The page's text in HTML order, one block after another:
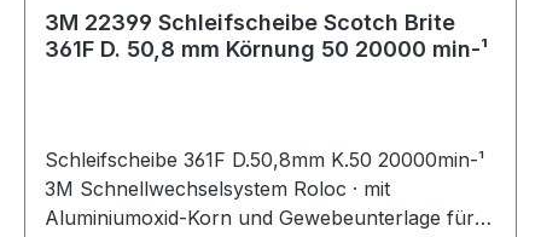
3M 22399 Schleifscheibe Scotch Brite
361F D. 50,8 mm Körnung 50 20000 min-¹
Schleifscheibe 361F D.50,8mm K.50 20000min-¹
3M Schnellwechselsystem Roloc · mit
Aluminiumoxid-Korn und Gewebeunterlage für